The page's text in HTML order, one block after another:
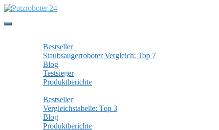
Skip
main
Toggle
Bestseller
Staubsaugerroboter Vergleich: Top 7
Blog
Testsieger
Produktberichte
Bestseller
Vergleichstabelle: Top 3
Blog
Produktberichte